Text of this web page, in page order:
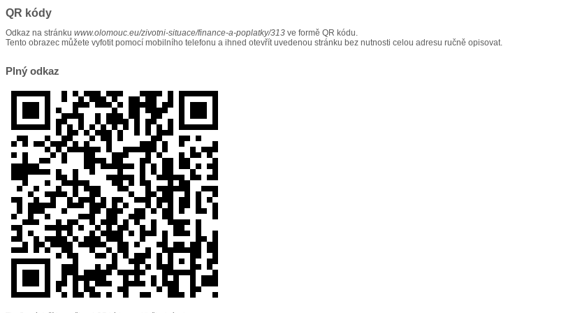
QR kódy
Odkaz na stránku www.olomouc.eu/zivotni-situace/finance-a-poplatky/313 ve formě QR kódu.
Tento obrazec můžete vyfotit pomocí mobilního telefonu a ihned otevřít uvedenou stránku bez nutnosti celou adresu ručně opisovat.
Plný odkaz